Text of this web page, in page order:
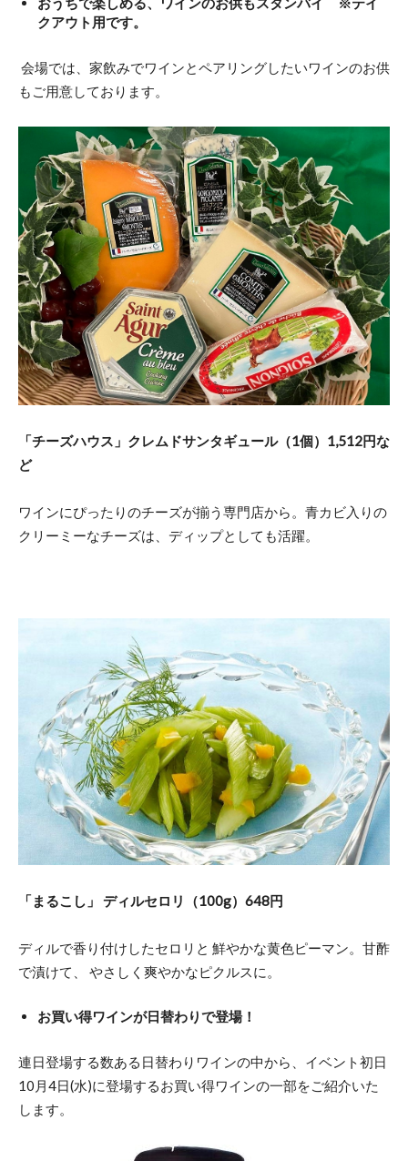
クアウト用です。
会場では、家飲みでワインとペアリングしたいワインのお供
もご用意しております。
「チーズハウス」クレムドサンタギュール（1個）1,512円な
ど
ワインにぴったりのチーズが揃う専門店から。青カビ入りの
クリーミーなチーズは、ディップとしても活躍。
「まるこし」 ディルセロリ（100g）648円
ディルで香り付けしたセロリと 鮮やかな黄色ピーマン。甘酢
で漬けて、 やさしく爽やかなピクルスに。
お買い得ワインが日替わりで登場！
連日登場する数ある日替わりワインの中から、イベント初日
10月4日(水)に登場するお買い得ワインの一部をご紹介いた
します。